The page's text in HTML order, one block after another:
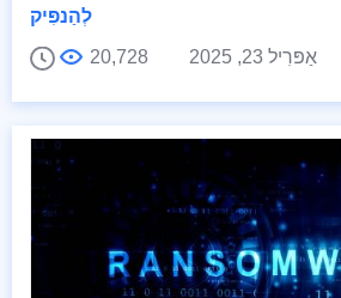
לְהַנפִּיק
אַפּרִיל 23, 2025
20,728